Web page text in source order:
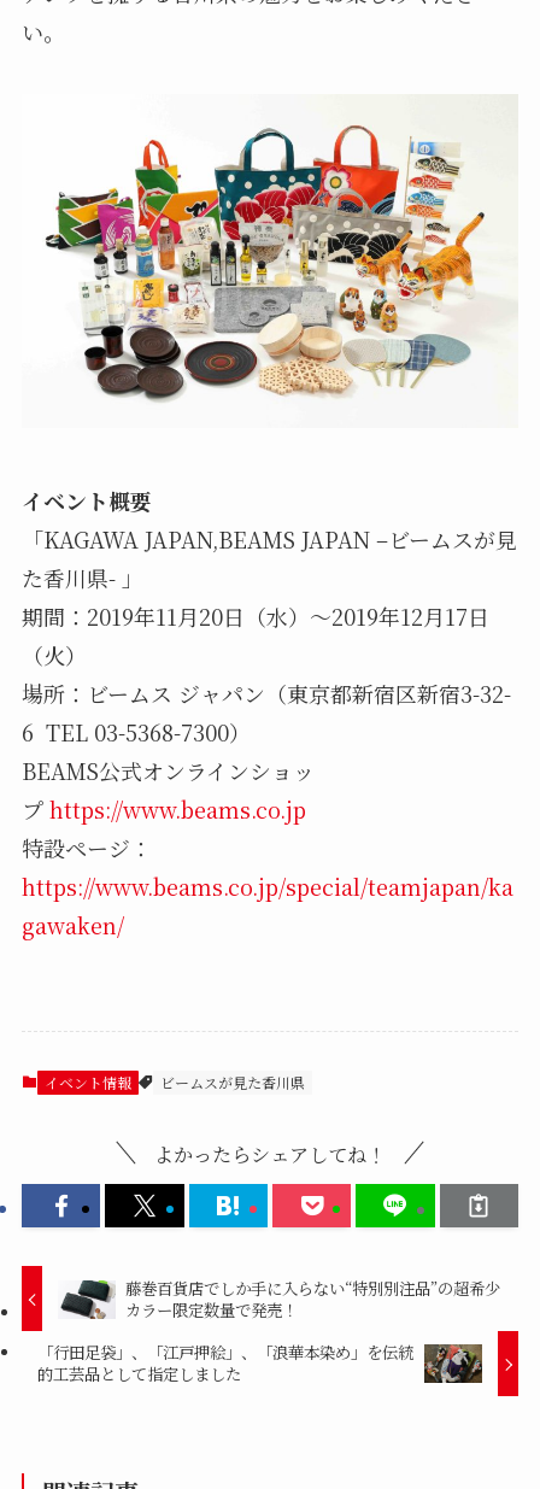
い。
イベント概要
「KAGAWA JAPAN,BEAMS JAPAN –ビームスが見
た香川県- 」
期間：2019年11月20日（水）〜2019年12月17日
（火）
場所：ビームス ジャパン（東京都新宿区新宿3-32-
6 TEL 03-5368-7300）
BEAMS公式オンラインショッ
プhttps://www.beams.co.jp
特設ページ：
https://www.beams.co.jp/special/teamjapan/ka
gawaken/
イベント情報 ビームスが見た香川県
よかったらシェアしてね！
藤巻百貨店でしか手に入らない“特別別注品”の超希少
カラー限定数量で発売！
「行田足袋」、「江戸押絵」、「浪華本染め」を伝統
的工芸品として指定しました